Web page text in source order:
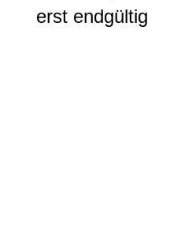
erst endgültig